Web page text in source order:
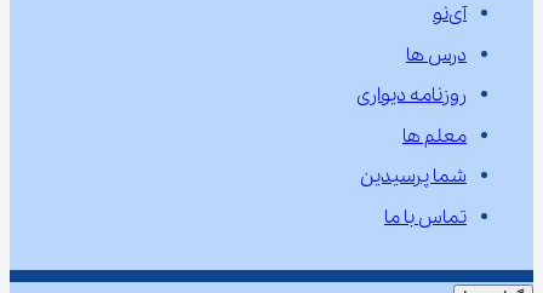
آی‌نو
درس ها
روزنامه دیواری
معلم ها
شما پرسیدین
تماس با ما